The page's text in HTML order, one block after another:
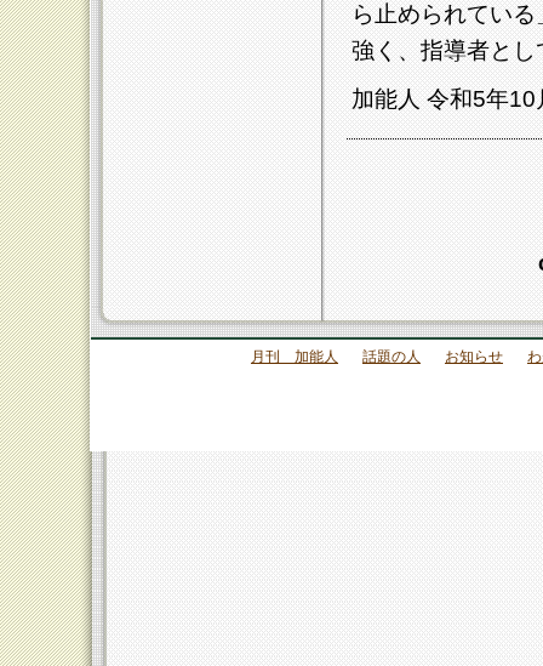
ら止められてい
強く、指導者と
加能人 令和5年10
月刊 加能人 話題の人 お知らせ